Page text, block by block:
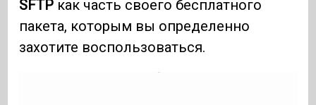
SFTP как часть своего бесплатного
пакета, которым вы определенно
захотите воспользоваться.